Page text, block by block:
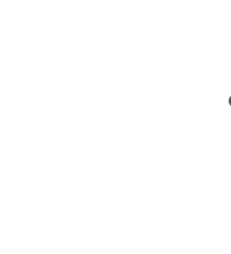
'മുരുഗദോസിനെ